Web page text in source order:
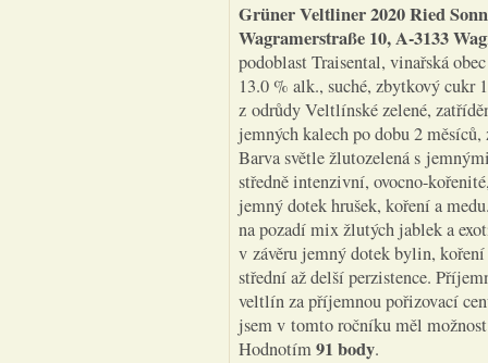
Grüner Veltliner 2020 Ried
Wagramerstraße 10, A-3133
podoblast Traisental, vinařská
13.0 % alk., suché, zbytkový
z odrůdy Veltlínské zelené,
jemných kalech po dobu 2
Barva světle žlutozelená s
středně intenzivní, ovocno-
jemný dotek hrušek, koření a
na pozadí mix žlutých jablek a
v závěru jemný dotek bylin,
střední až delší perzistence.
veltlín za příjemnou pořizovací
jsem v tomto ročníku měl
Hodnotím91 body.